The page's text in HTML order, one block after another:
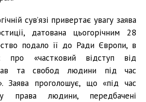
сув’язі привертає увагу заява
датована цьогорічним 28
подало її до Ради Європи, в
про «частковий відступ від
та свобод людини під час
Заява проголошує, що «під час
права людини, передбачені